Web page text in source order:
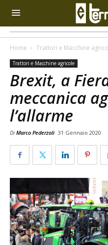
Home Trattori e Macchine
Trattori e Macchine agricole
Brexit, a
meccanica
l’allarme
Di Marco Pederzoli 31 Gennaio 2020